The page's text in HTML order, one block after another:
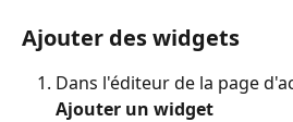
Ajouter des widgets
Dans l'éditeur de la page
Ajouter un widget